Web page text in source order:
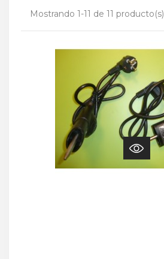
Mostrando 1-11 de 11 producto(s)